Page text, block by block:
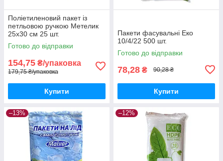
Поліетиленовий пакет із
петльовою ручкою Метелик
25х30 см 25 шт.
Готово до відправки
154,75 ₴/упаковка
179,75 ₴/упаковка
Купити
Пакети фасувальні Еко
10/4/22 500 шт.
Готово до відправки
78,28 ₴ 90,28 ₴
Купити
–13% –12%